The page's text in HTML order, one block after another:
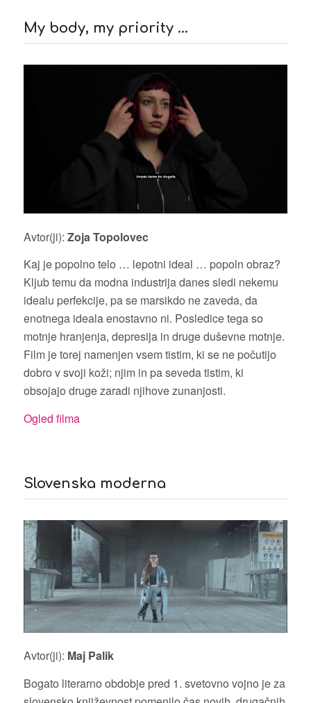
My body, my priority …
Avtor(ji): Zoja Topolovec
Kaj je popolno telo … lepotni ideal … popoln obraz?
Kljub temu da modna industrija danes sledi nekemu
idealu perfekcije, pa se marsikdo ne zaveda, da
enotnega ideala enostavno ni. Posledice tega so
motnje hranjenja, depresija in druge duševne motnje.
Film je torej namenjen vsem tistim, ki se ne počutijo
dobro v svoji koži; njim in pa seveda tistim, ki
obsojajo druge zaradi njihove zunanjosti.
Ogled filma
Slovenska moderna
Avtor(ji): Maj Palik
Bogato literarno obdobje pred 1. svetovno vojno je za